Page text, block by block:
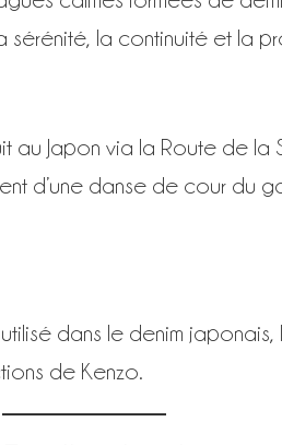
sérénité, la continuité et la
au Japon via la Route de la
d’une danse de cour du
dans le denim
de Kenzo.